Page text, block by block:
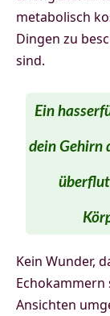
metabolisch
Dingen zu
sind.
Ein
dein Gehirn
Kein Wunder,
Ansichten